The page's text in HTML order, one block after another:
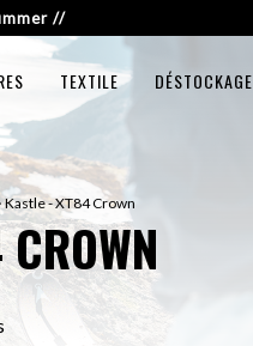
//
TEXTILE DÉSTOCKAGE
Kastle - XT84 Crown